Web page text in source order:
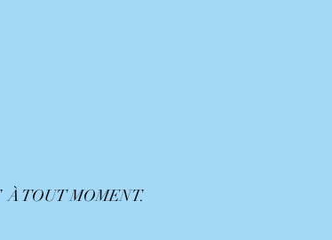
TOUT MOMENT.